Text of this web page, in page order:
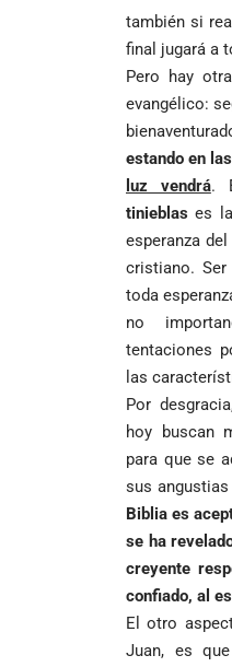
también si
final jugará a
Pero hay
evangélico:
estando en
luz vendrá.
tinieblases
esperanza
cristiano.
toda
no
tentaciones
las
Por
hoy buscan
para que se
sus
Biblia es
se ha
creyente
confiado, al
El otro
Juan, es